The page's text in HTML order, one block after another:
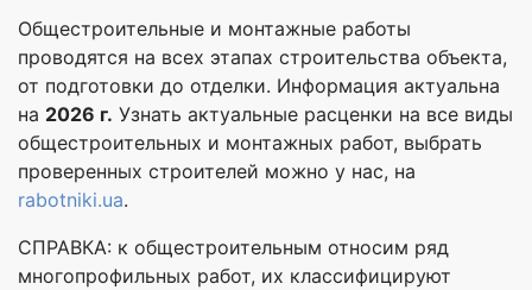
Общестроительные и монтажные работы
проводятся на всех этапах строительства объекта,
от подготовки до отделки. Информация актуальна
на 2026 г. Узнать актуальные расценки на все виды
общестроительных и монтажных работ, выбрать
проверенных строителей можно у нас, на
rabotniki.ua.
СПРАВКА: к общестроительным относим ряд
многопрофильных работ, их классифицируют